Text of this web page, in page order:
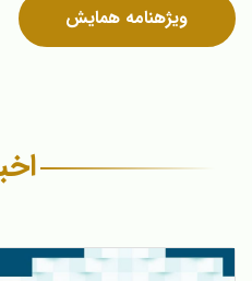
ویژه‎نامه همایش